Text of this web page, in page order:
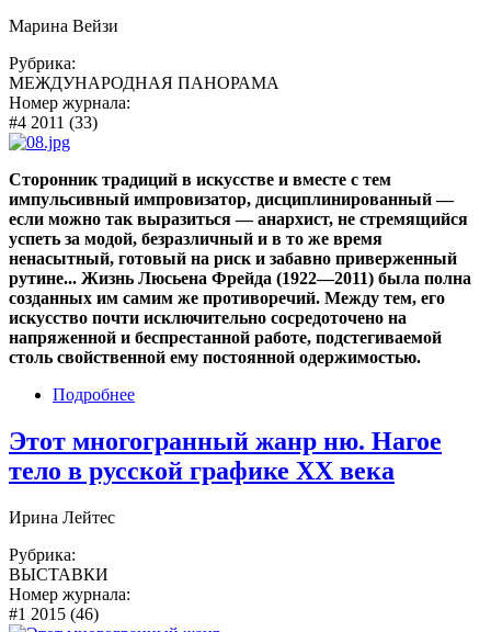
Марина Вейзи
Рубрика:
МЕЖДУНАРОДНАЯ ПАНОРАМА
Номер журнала:
#4 2011 (33)
Сторонник традиций в искусстве и вместе с тем
импульсивный импровизатор, дисциплинированный —
если можно так выразиться — анархист, не стремящийся
успеть за модой, безразличный и в то же время
ненасытный, готовый на риск и забавно приверженный
рутине... Жизнь Люсьена Фрейда (1922—2011) была полна
созданных им самим же противоречий. Между тем, его
искусство почти исключительно сосредоточено на
напряженной и беспрестанной работе, подстегиваемой
столь свойственной ему постоянной одержимостью.
Подробнее
Этот многогранный жанр ню. Нагое
тело в русской графике ХХ века
Ирина Лейтес
Рубрика:
ВЫСТАВКИ
Номер журнала:
#1 2015 (46)